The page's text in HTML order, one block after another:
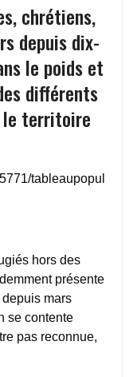
chrétiens,
depuis dix-
le poids et
différents
le territoire
hors des
présente
mars
se contente
pas reconnue,